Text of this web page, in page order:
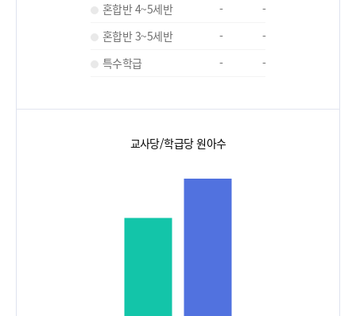
혼합반 4~5세반
-
-
혼합반 3~5세반
-
-
특수학급
- -
교사당/학급당 원아수